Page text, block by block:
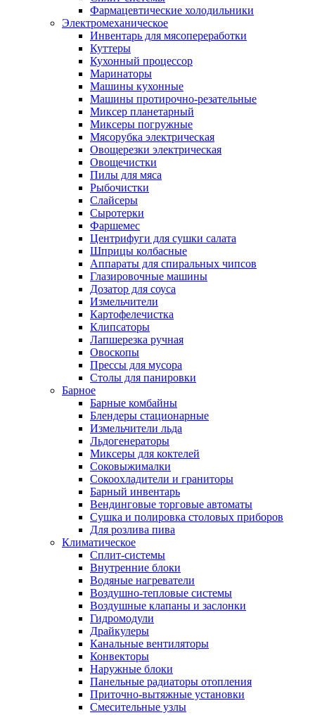
Фармацевтические холодильники
Электромеханическое
Инвентарь для мясопереработки
Куттеры
Кухонный процессор
Маринаторы
Машины кухонные
Машины протирочно-резательные
Миксер планетарный
Миксеры погружные
Мясорубка электрическая
Овощерезки электрическая
Овощечистки
Пилы для мяса
Рыбочистки
Слайсеры
Сыротерки
Фаршемес
Центрифуги для сушки салата
Шприцы колбасные
Аппараты для спиральных чипсов
Глазировочные машины
Дозатор для соуса
Измельчители
Картофелечистка
Клипсаторы
Лапшерезка ручная
Овоскопы
Прессы для мусора
Столы для панировки
Барное
Барные комбайны
Блендеры стационарные
Измельчители льда
Льдогенераторы
Миксеры для коктелей
Соковыжималки
Сокоохладители и граниторы
Барный инвентарь
Вендинговые торговые автоматы
Сушка и полировка столовых приборов
Для розлива пива
Климатическое
Сплит-системы
Внутренние блоки
Водяные нагреватели
Воздушно-тепловые системы
Воздушные клапаны и заслонки
Гидромодули
Драйкулеры
Канальные вентиляторы
Конвекторы
Наружные блоки
Панельные радиаторы отопления
Приточно-вытяжные установки
Смесительные узлы